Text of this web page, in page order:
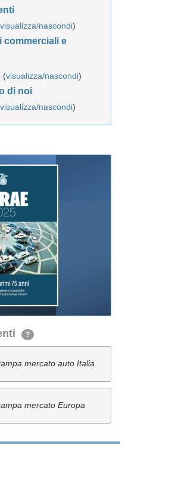
visualizza/nascondi)
commerciali e
(visualizza/nascondi)
di noi
visualizza/nascondi)
?
mercato auto Italia
mercato Europa